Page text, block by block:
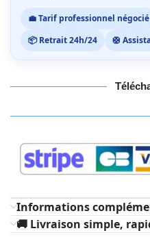
💼 Tarif professionnel négocié
📦 Retrait 24h/24
🛟
Informations
🚚 Livraison simple,